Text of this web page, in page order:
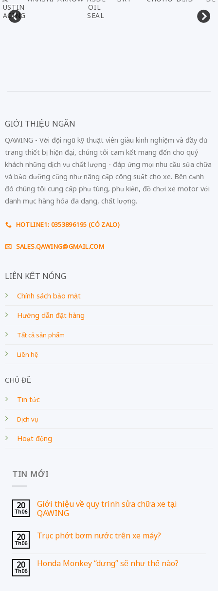
OIL
SEAL
GIỚI THIỆU NGẮN
QAWING - Với đội ngũ kỹ thuật viên giàu kinh nghiệm và đầy đủ
trang thiết bị hiện đại, chúng tôi cam kết mang đến cho quý
khách những dịch vụ chất lượng - đáp ứng mọi nhu cầu sửa chữa
và bảo dưỡng cũng như nâng cấp công suất cho xe. Bên cạnh
đó chúng tôi cung cấp phụ tùng, phụ kiện, đồ chơi xe motor với
danh mục hàng hóa đa dạng, chất lượng.
HOTLINE1: 0353896195 (CÓ ZALO)
SALES.QAWING@GMAIL.COM
LIÊN KẾT NÓNG
Chính sách bảo mật
Hướng dẫn đặt hàng
Tất cả sản phẩm
Liên hệ
CHỦ ĐỀ
Tin tức
Dịch vụ
Hoạt động
TIN MỚI
20
Th06
Giới thiệu về quy trình sửa chữa xe tại
QAWING
20
Th06
Trục phớt bơm nước trên xe máy?
20
Th06
Honda Monkey “dựng” sẽ như thế nào?